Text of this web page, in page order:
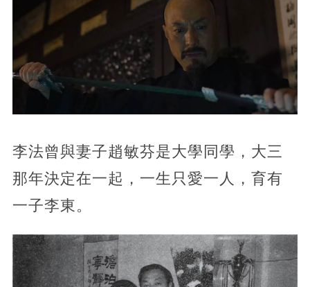
李法曾與妻子趙敏芬是大學同學，大三
那年決定在一起，一生只愛一人，育有
一子李東。